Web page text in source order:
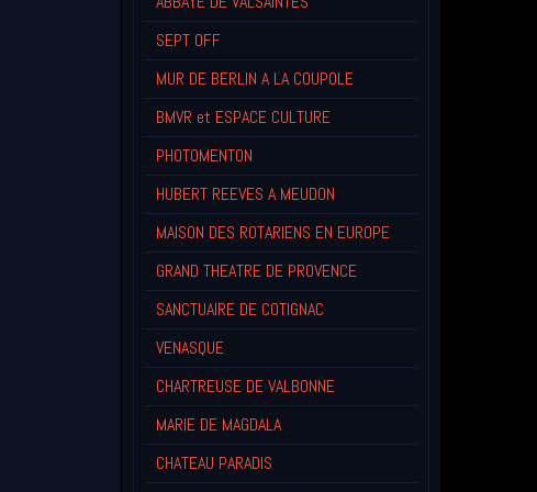
SEPT OFF
MUR DE BERLIN A LA COUPOLE
BMVR et ESPACE CULTURE
PHOTOMENTON
HUBERT REEVES A MEUDON
MAISON DES ROTARIENS EN EUROPE
GRAND THEATRE DE PROVENCE
SANCTUAIRE DE COTIGNAC
VENASQUE
CHARTREUSE DE VALBONNE
MARIE DE MAGDALA
CHATEAU PARADIS